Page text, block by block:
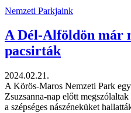
Nemzeti Parkjaink
A Dél-Alföldön már
pacsirták
2024.02.21.
A Körös-Maros Nemzeti Park
Zsuzsanna-nap előtt
a szépséges nászéneküket